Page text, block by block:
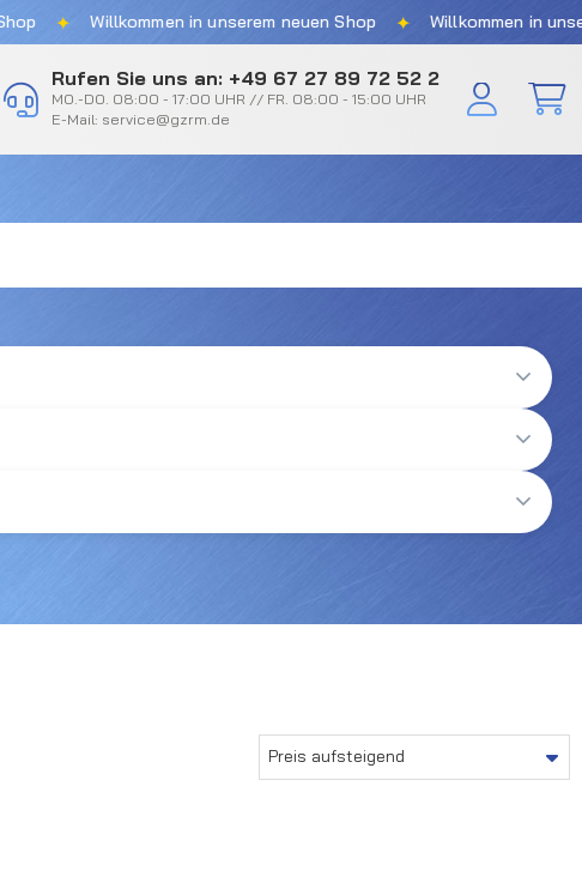
✦ Willkommen in unserem neuen Shop ✦ Willkommen in
Rufen Sie uns an: +49 67 27 89 72 52 2
MO.-DO. 08:00 - 17:00 UHR // FR. 08:00 - 15:00 UHR
E-Mail: service@gzrm.de